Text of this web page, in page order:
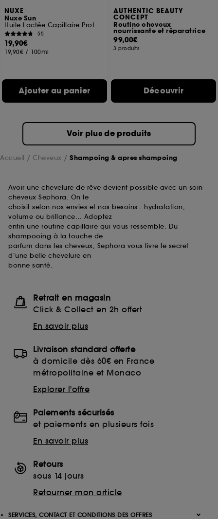
NUXE
Nuxe Sun
Huile Lactée Capillaire Protectrice Hydratante
55
19,90€
19,90€ / 100ml
Ajouter au panier
AUTHENTIC BEAUTY
CONCEPT
Routine cheveux
nourrissante et réparatrice
99,00€
3 produits
Découvrir
Voir plus de produits
Accueil Cheveux Shampoing & apres shampoing
Avoir une chevelure de rêve devient possible avec un soin
cheveux Sephora. On le
choisit selon nos envies et nos besoins : hydratation,
volume ou brillance… Adoptez
enfin une routine capillaire qui vous ressemble. Du
shampooing à la touche de
parfum dans les cheveux, Sephora vous livre le secret
d’une belle chevelure en
bonne santé.
Retrait en magasin
Click & Collect en 2h offert
En savoir plus
Livraison standard offerte
à domicile dès 60€ en France
métropolitaine et Monaco
Explorer l'offre
Paiements sécurisés
et paiements en plusieurs fois
En savoir plus
Retours
sous 14 jours
Retourner mon article
SERVICES, CONTACT ET CONDITIONS DES OFFRES